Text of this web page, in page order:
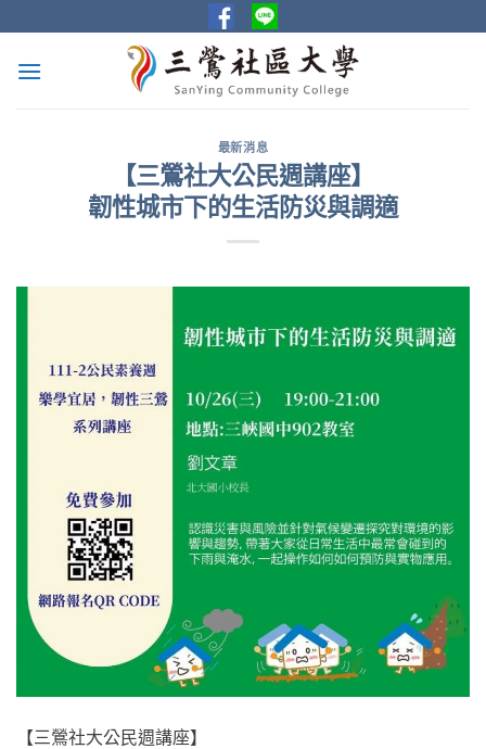
to
content
最新消息
【三鶯社大公民週講座】
韌性城市下的生活防災與調適
【三鶯社大公民週講座】